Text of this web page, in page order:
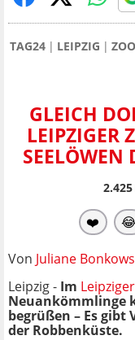
TAG24 LEIPZIG
GLEICH
LEIPZIGER
SEELÖWEN
2.425
❤️ 😂
Von Juliane
Leipzig - Im
Neuankömmlinge
begrüßen – Es
der Robbenküste.